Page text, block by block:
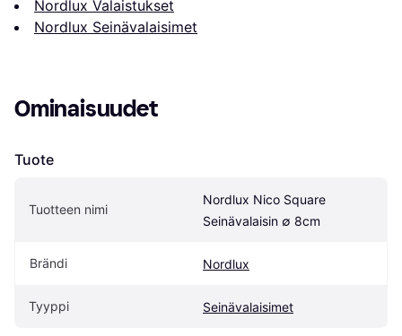
Nordlux Valaistukset
Nordlux Seinävalaisimet
Ominaisuudet
Tuote
Tuotteen nimi
Nordlux Nico Square
Seinävalaisin ∅ 8cm
Brändi Nordlux
Tyyppi Seinävalaisimet